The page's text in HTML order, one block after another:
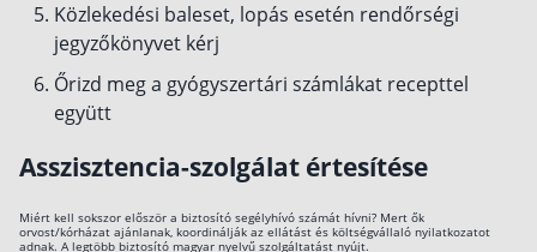
Közlekedési baleset, lopás esetén rendőrségi
jegyzőkönyvet kérj
Őrizd meg a gyógyszertári számlákat recepttel
együtt
Asszisztencia-szolgálat értesítése
Miért kell sokszor először a biztosító segélyhívó számát hívni? Mert ők
orvost/kórházat ajánlanak, koordinálják az ellátást és költségvállaló nyilatkozatot
adnak. A legtöbb biztosító magyar nyelvű szolgáltatást nyújt.